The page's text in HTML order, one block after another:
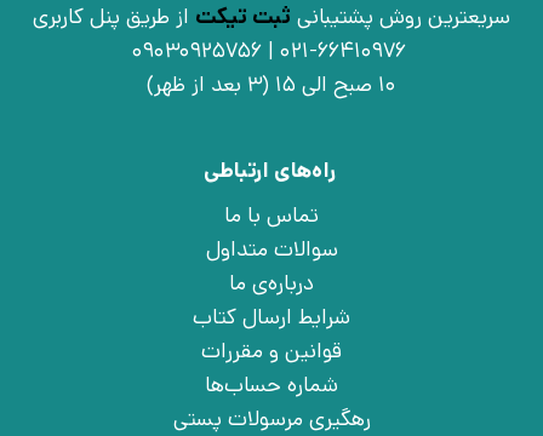
سریعترین روش پشتیبانی ثبت تیکت از طریق پنل کاربری
021-66410976 | 09030925756
10 صبح الی 15 (3 بعد از ظهر)
راه‌های ارتباطی
تماس با ما
سوالات متداول
درباره‌ی ما
شرایط ارسال کتاب
قوانین و مقررات
شماره حساب‌ها
رهگیری مرسولات پستی